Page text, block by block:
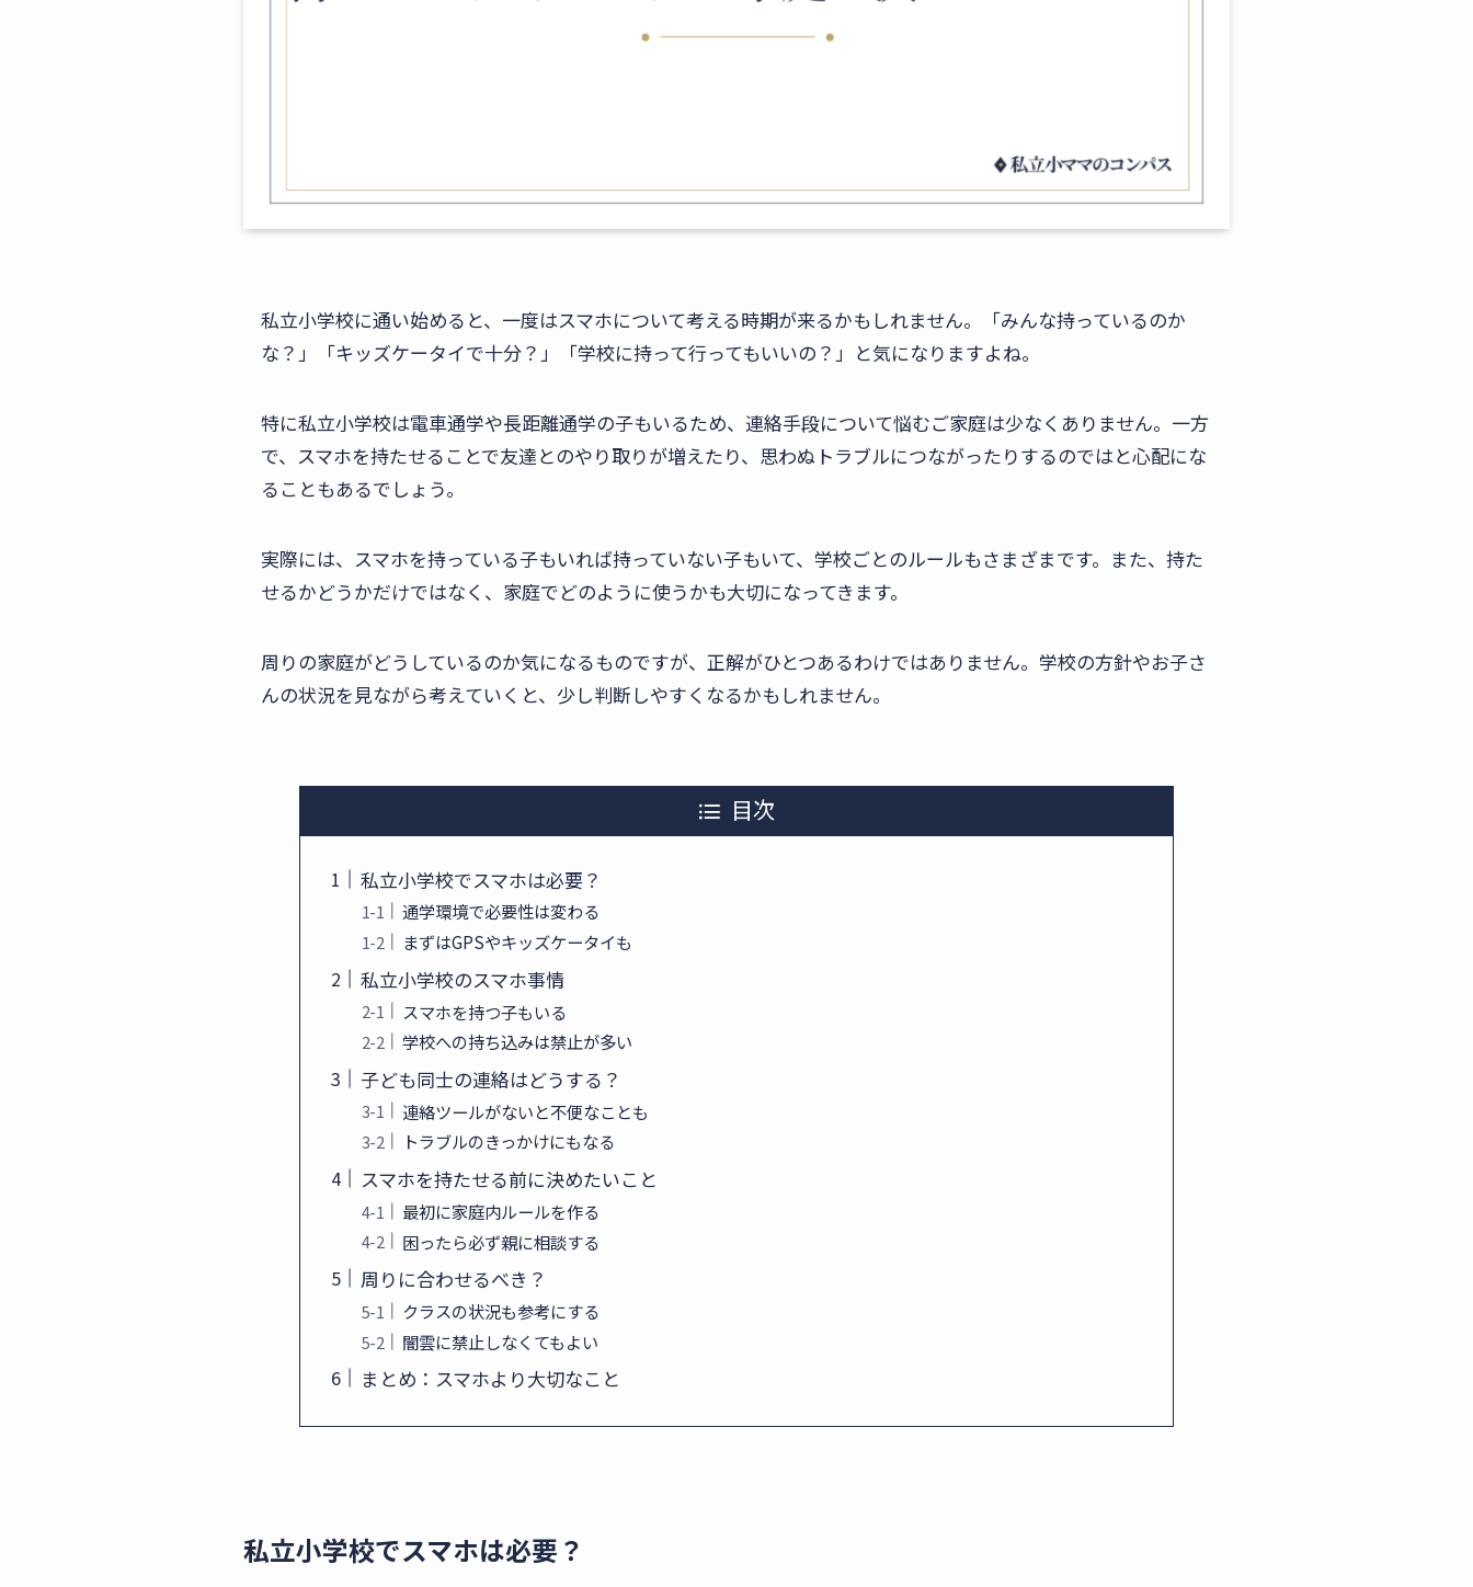
私立小学校に通い始めると、一度はスマホについて考える時期が来るかもしれません。「みんな持っているのか
な？」「キッズケータイで十分？」「学校に持って行ってもいいの？」と気になりますよね。
特に私立小学校は電車通学や長距離通学の子もいるため、連絡手段について悩むご家庭は少なくありません。一方
で、スマホを持たせることで友達とのやり取りが増えたり、思わぬトラブルにつながったりするのではと心配にな
ることもあるでしょう。
実際には、スマホを持っている子もいれば持っていない子もいて、学校ごとのルールもさまざまです。また、持た
せるかどうかだけではなく、家庭でどのように使うかも大切になってきます。
周りの家庭がどうしているのか気になるものですが、正解がひとつあるわけではありません。学校の方針やお子さ
んの状況を見ながら考えていくと、少し判断しやすくなるかもしれません。
目次
私立小学校でスマホは必要？
通学環境で必要性は変わる
まずはGPSやキッズケータイも
私立小学校のスマホ事情
スマホを持つ子もいる
学校への持ち込みは禁止が多い
子ども同士の連絡はどうする？
連絡ツールがないと不便なことも
トラブルのきっかけにもなる
スマホを持たせる前に決めたいこと
最初に家庭内ルールを作る
困ったら必ず親に相談する
周りに合わせるべき？
クラスの状況も参考にする
闇雲に禁止しなくてもよい
まとめ：スマホより大切なこと
私立小学校でスマホは必要？